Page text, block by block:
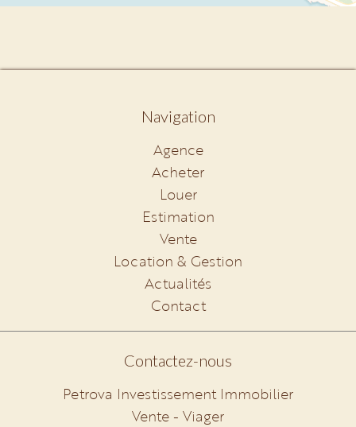
Navigation
Agence
Acheter
Louer
Estimation
Vente
Location & Gestion
Actualités
Contact
Contactez-nous
Petrova Investissement Immobilier
Vente - Viager